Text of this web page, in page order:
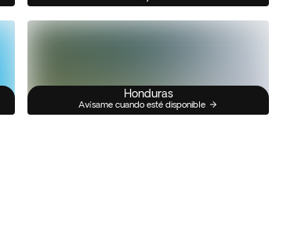
Honduras
Avísame cuando esté disponible